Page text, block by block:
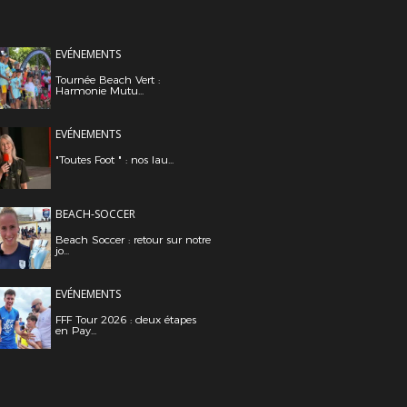
EVÉNEMENTS
Tournée Beach Vert :
Harmonie Mutu...
EVÉNEMENTS
"Toutes Foot " : nos lau...
BEACH-SOCCER
Beach Soccer : retour sur notre
jo...
EVÉNEMENTS
FFF Tour 2026 : deux étapes
en Pay...